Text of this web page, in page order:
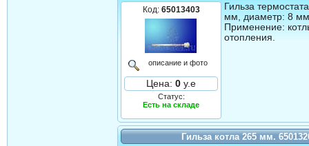
Код: 65013403
описание и фото
Цена: 0 у.е
Статус:
Есть на складе
Гильза
мм, диаметр: 8
Применение:
отопления.
Гильза котла 265 мм.